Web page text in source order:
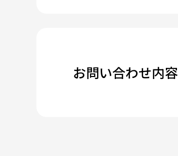
お問い合わせ内容